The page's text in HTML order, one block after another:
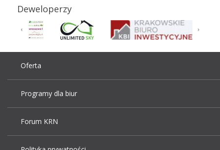
Deweloperzy
Oferta
Programy dla biur
Forum KRN